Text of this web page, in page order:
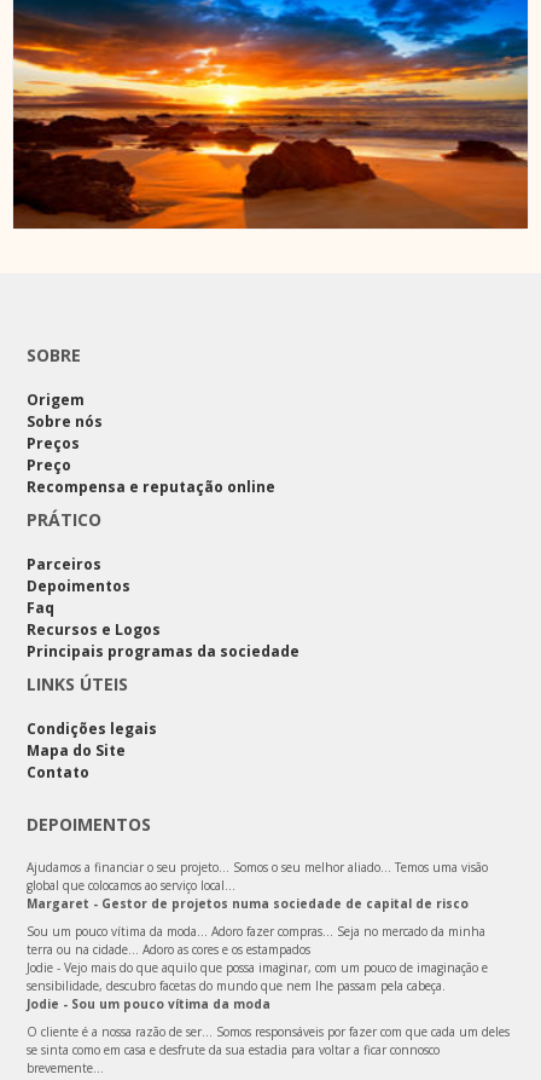
SOBRE
Origem
Sobre nós
Preços
Preço
Recompensa e reputação online
PRÁTICO
Parceiros
Depoimentos
Faq
Recursos e Logos
Principais programas da sociedade
LINKS ÚTEIS
Condições legais
Mapa do Site
Contato
DEPOIMENTOS
Ajudamos a financiar o seu projeto… Somos o seu melhor aliado… Temos uma visão
global que colocamos ao serviço local…
Margaret - Gestor de projetos numa sociedade de capital de risco
Sou um pouco vítima da moda... Adoro fazer compras... Seja no mercado da minha
terra ou na cidade... Adoro as cores e os estampados
Jodie - Vejo mais do que aquilo que possa imaginar, com um pouco de imaginação e
sensibilidade, descubro facetas do mundo que nem lhe passam pela cabeça.
Jodie - Sou um pouco vítima da moda
O cliente é a nossa razão de ser… Somos responsáveis por fazer com que cada um deles
se sinta como em casa e desfrute da sua estadia para voltar a ficar connosco
brevemente…